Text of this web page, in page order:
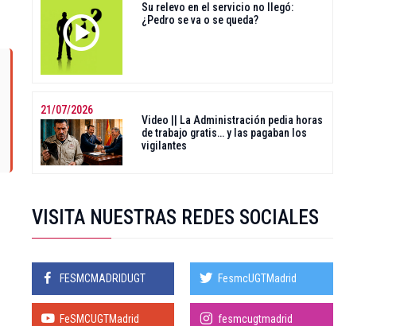
Su relevo en el servicio no llegó:
¿Pedro se va o se queda?
21/07/2026
Video || La Administración pedia horas
de trabajo gratis… y las pagaban los
vigilantes
VISITA NUESTRAS REDES SOCIALES
FESMCMADRIDUGT FesmcUGTMadrid
FeSMCUGTMadrid fesmcugtmadrid